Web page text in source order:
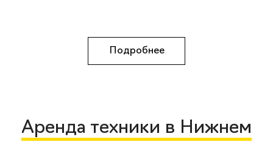
Подробнее
Аренда техники в Нижнем